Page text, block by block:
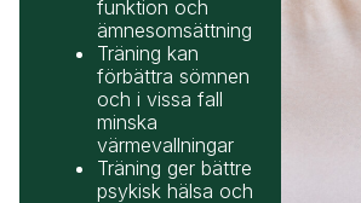
funktion och
ämnesomsättning
Träning kan
förbättra sömnen
och i vissa fall
minska
värmevallningar
Träning ger bättre
psykisk hälsa och